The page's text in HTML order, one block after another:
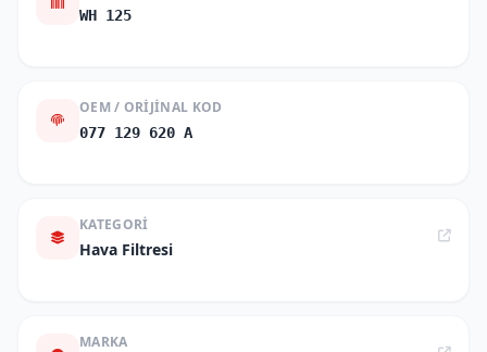
WH 125
OEM / ORIJINAL KOD
077 129 620 A
KATEGORI
Hava Filtresi
MARKA